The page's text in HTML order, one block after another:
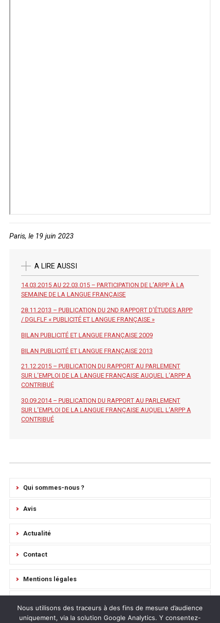
Paris, le 19 juin 2023
A LIRE AUSSI
14.03.2015 AU 22.03.015 – PARTICIPATION DE L’ARPP À LA
SEMAINE DE LA LANGUE FRANÇAISE
28.11.2013 – PUBLICATION DU 2ND RAPPORT D’ÉTUDES ARPP
/ DGLFLF « PUBLICITÉ ET LANGUE FRANÇAISE »
BILAN PUBLICITÉ ET LANGUE FRANÇAISE 2009
BILAN PUBLICITÉ ET LANGUE FRANÇAISE 2013
21.12.2015 – PUBLICATION DU RAPPORT AU PARLEMENT
SUR L’EMPLOI DE LA LANGUE FRANÇAISE AUQUEL L’ARPP A
CONTRIBUÉ
30.09.2014 – PUBLICATION DU RAPPORT AU PARLEMENT
SUR L’EMPLOI DE LA LANGUE FRANÇAISE AUQUEL L’ARPP A
CONTRIBUÉ
Qui sommes-nous ?
Avis
Actualité
Contact
Mentions légales
Nous utilisons des traceurs à des fins de mesure d’audience
uniquement, via la solution Google Analytics. Y consentez-